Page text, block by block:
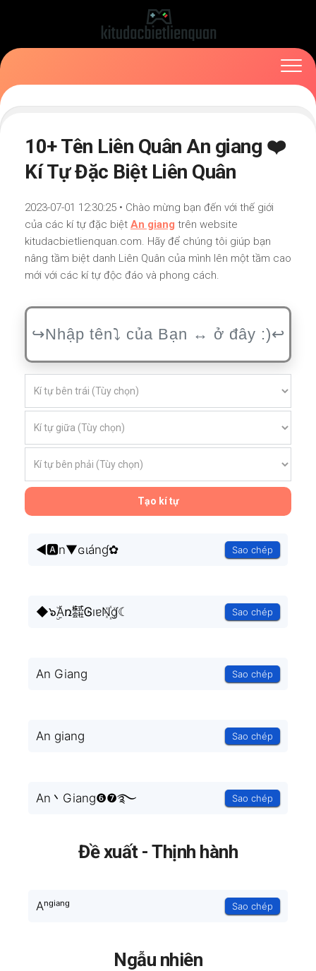
10+ Tên Liên Quân An giang ❤️
Kí Tự Đặc Biệt Liên Quân
2023-07-01 12:30:25 • Chào mừng bạn đến với thế giới
của các kí tự đặc biệt An giang trên website
kitudacbietlienquan.com. Hãy để chúng tôi giúp bạn
nâng tầm biệt danh Liên Quân của mình lên một tầm cao
mới với các kí tự độc đáo và phong cách.
Tạo kí tự
◄🅰n▼ɢιánɠ✿ Sao chép
◆๖ۣۜAռ㍿ᎶıɐN꙰ɠ☾ Sao chép
An Giang Sao chép
An giang Sao chép
An丶Giang❻❼࿐ Sao chép
Đề xuất - Thịnh hành
Aⁿᵍⁱᵃⁿᵍ Sao chép
Ngẫu nhiên